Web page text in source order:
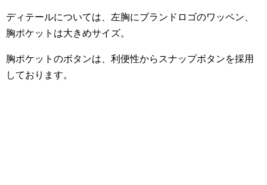
ディテールについては、左胸にブランドロゴのワッペン、
胸ポケットは大きめサイズ。
胸ポケットのボタンは、利便性からスナップボタンを採用
しております。